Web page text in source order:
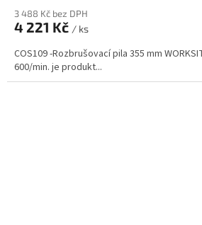
3 488 Kč bez DPH
4 221 Kč / ks
COS109 -Rozbrušovací pila 355 mm
600/min. je produkt...